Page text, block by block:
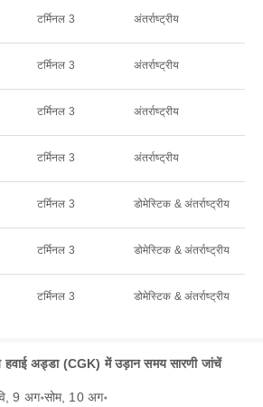
टर्मिनल 3 अंतर्राष्ट्रीय
टर्मिनल 3 अंतर्राष्ट्रीय
टर्मिनल 3 अंतर्राष्ट्रीय
टर्मिनल 3 अंतर्राष्ट्रीय
टर्मिनल 3 डोमेस्टिक & अंतर्राष्ट्रीय
टर्मिनल 3 डोमेस्टिक & अंतर्राष्ट्रीय
टर्मिनल 3 डोमेस्टिक & अंतर्राष्ट्रीय
हवाई अड्डा (CGK) में उड़ान समय सारणी जांचें
9 अग॰सोम, 10 अग॰